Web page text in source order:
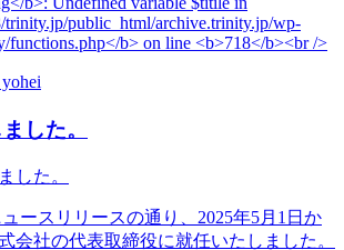
した。
ースリリースの通り、2025年5月1日か
会社の代表取締役に就任いたしました。